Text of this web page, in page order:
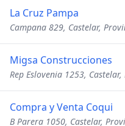
La Cruz Pampa
Campana 829, Castelar,
Migsa Construcciones
Rep Eslovenia 1253,
Compra y Venta Coqui
B Parera 1050, Castelar,